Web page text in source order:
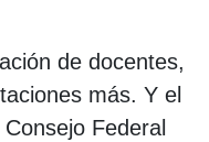
de docentes,
más. Y el
Federal